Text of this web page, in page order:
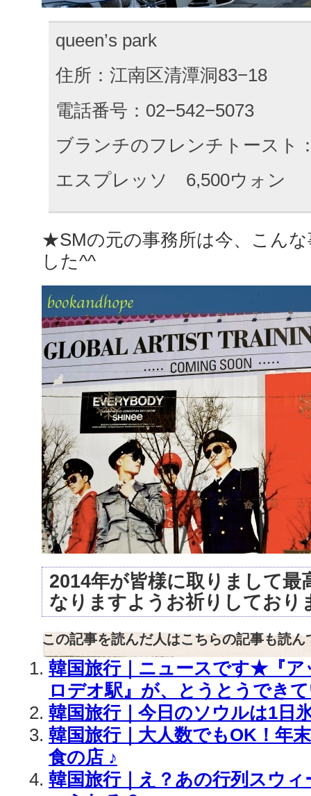
queen’s park
住所：江南区清潭洞83−18
電話番号：02−542−5073
ブランチのフレンチトースト
エスプレッソ 6,500ウォン
★SMの元の事務所は今、こん
した^^
2014年が皆様に取りまして最
なりますようお祈りしており
この記事を読んだ人はこちらの記事も読ん
韓国旅行｜ニュースです★『ア
ロデオ駅』が、とうとうでき
韓国旅行｜今日のソウルは1日
韓国旅行｜大人数でもOK！年
食の店 ♪
韓国旅行｜え？あの行列スウ